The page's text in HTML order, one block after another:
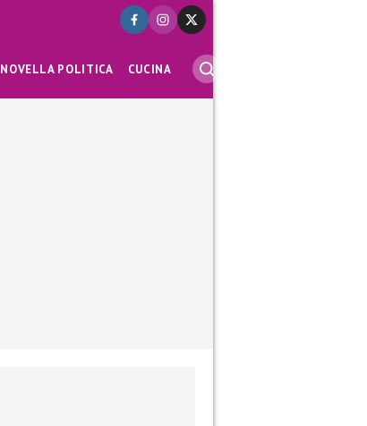
NOVELLA POLITICA CUCINA